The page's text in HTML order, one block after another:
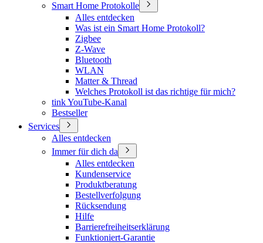
Smart Home Protokolle
Alles entdecken
Was ist ein Smart Home Protokoll?
Zigbee
Z-Wave
Bluetooth
WLAN
Matter & Thread
Welches Protokoll ist das richtige für mich?
tink YouTube-Kanal
Bestseller
Services
Alles entdecken
Immer für dich da
Alles entdecken
Kundenservice
Produktberatung
Bestellverfolgung
Rücksendung
Hilfe
Barrierefreiheitserklärung
Funktioniert-Garantie